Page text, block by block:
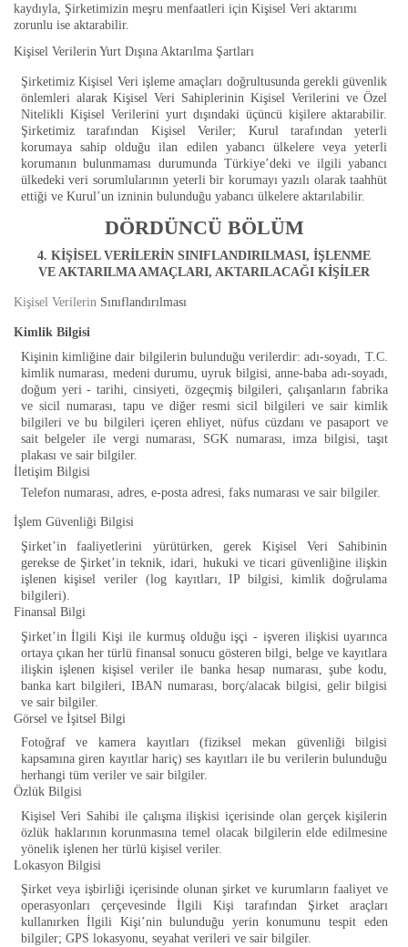
kaydıyla, Şirketimizin meşru menfaatleri için Kişisel Veri aktarımı
zorunlu ise aktarabilir.
Kişisel Verilerin Yurt Dışına Aktarılma Şartları
Şirketimiz Kişisel Veri işleme amaçları doğrultusunda gerekli güvenlik
önlemleri alarak Kişisel Veri Sahiplerinin Kişisel Verilerini ve Özel
Nitelikli Kişisel Verilerini yurt dışındaki üçüncü kişilere aktarabilir.
Şirketimiz tarafından Kişisel Veriler; Kurul tarafından yeterli
korumaya sahip olduğu ilan edilen yabancı ülkelere veya yeterli
korumanın bulunmaması durumunda Türkiye’deki ve ilgili yabancı
ülkedeki veri sorumlularının yeterli bir korumayı yazılı olarak taahhüt
ettiği ve Kurul’un izninin bulunduğu yabancı ülkelere aktarılabilir.
DÖRDÜNCÜ BÖLÜM
4. KİŞİSEL VERİLERİN SINIFLANDIRILMASI, İŞLENME
VE AKTARILMA AMAÇLARI, AKTARILACAĞI KİŞİLER
Kişisel Verilerin Sınıflandırılması
Kimlik Bilgisi
Kişinin kimliğine dair bilgilerin bulunduğu verilerdir: adı-soyadı, T.C.
kimlik numarası, medeni durumu, uyruk bilgisi, anne-baba adı-soyadı,
doğum yeri - tarihi, cinsiyeti, özgeçmiş bilgileri, çalışanların fabrika
ve sicil numarası, tapu ve diğer resmi sicil bilgileri ve sair kimlik
bilgileri ve bu bilgileri içeren ehliyet, nüfus cüzdanı ve pasaport ve
sait belgeler ile vergi numarası, SGK numarası, imza bilgisi, taşıt
plakası ve sair bilgiler.
İletişim Bilgisi
Telefon numarası, adres, e-posta adresi, faks numarası ve sair bilgiler.
İşlem Güvenliği Bilgisi
Şirket’in faaliyetlerini yürütürken, gerek Kişisel Veri Sahibinin
gerekse de Şirket’in teknik, idari, hukuki ve ticari güvenliğine ilişkin
işlenen kişisel veriler (log kayıtları, IP bilgisi, kimlik doğrulama
bilgileri).
Finansal Bilgi
Şirket’in İlgili Kişi ile kurmuş olduğu işçi - işveren ilişkisi uyarınca
ortaya çıkan her türlü finansal sonucu gösteren bilgi, belge ve kayıtlara
ilişkin işlenen kişisel veriler ile banka hesap numarası, şube kodu,
banka kart bilgileri, IBAN numarası, borç/alacak bilgisi, gelir bilgisi
ve sair bilgiler.
Görsel ve İşitsel Bilgi
Fotoğraf ve kamera kayıtları (fiziksel mekan güvenliği bilgisi
kapsamına giren kayıtlar hariç) ses kayıtları ile bu verilerin bulunduğu
herhangi tüm veriler ve sair bilgiler.
Özlük Bilgisi
Kişisel Veri Sahibi ile çalışma ilişkisi içerisinde olan gerçek kişilerin
özlük haklarının korunmasına temel olacak bilgilerin elde edilmesine
yönelik işlenen her türlü kişisel veriler.
Lokasyon Bilgisi
Şirket veya işbirliği içerisinde olunan şirket ve kurumların faaliyet ve
operasyonları çerçevesinde İlgili Kişi tarafından Şirket araçları
kullanırken İlgili Kişi’nin bulunduğu yerin konumunu tespit eden
bilgiler; GPS lokasyonu, seyahat verileri ve sair bilgiler.